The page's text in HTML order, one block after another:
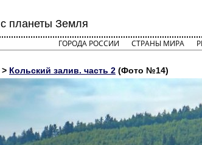
планеты Земля
ГОРОДА РОССИИ СТРАНЫ МИРА
> Кольский залив. часть 2 (Фото №14)